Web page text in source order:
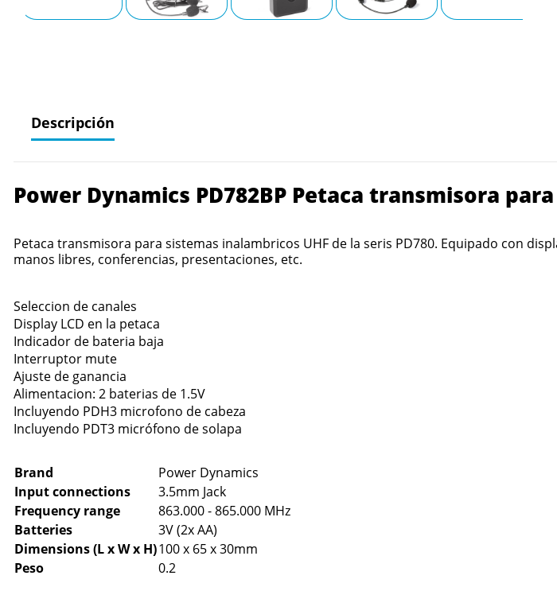
Descripción
Power Dynamics PD782BP Petaca transmisora para
Petaca transmisora para sistemas inalambricos UHF de la seris PD780. Equipado con
manos libres, conferencias, presentaciones, etc.
Seleccion de canales
Display LCD en la petaca
Indicador de bateria baja
Interruptor mute
Ajuste de ganancia
Alimentacion: 2 baterias de 1.5V
Incluyendo PDH3 microfono de cabeza
Incluyendo PDT3 micrófono de solapa
Brand
Power Dynamics
Input connections
3.5mm Jack
Frequency range
863.000 - 865.000 MHz
Batteries
3V (2x AA)
Dimensions (L x W x H)100 x 65 x 30mm
Peso
0.2